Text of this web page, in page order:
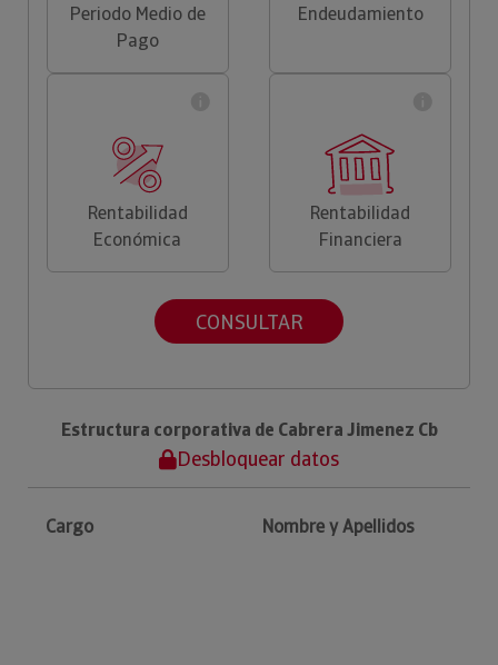
Periodo Medio de
Pago
Endeudamiento
Rentabilidad
Económica
Rentabilidad
Financiera
CONSULTAR
Estructura corporativa de Cabrera Jimenez Cb
Desbloquear datos
Cargo Nombre y Apellidos